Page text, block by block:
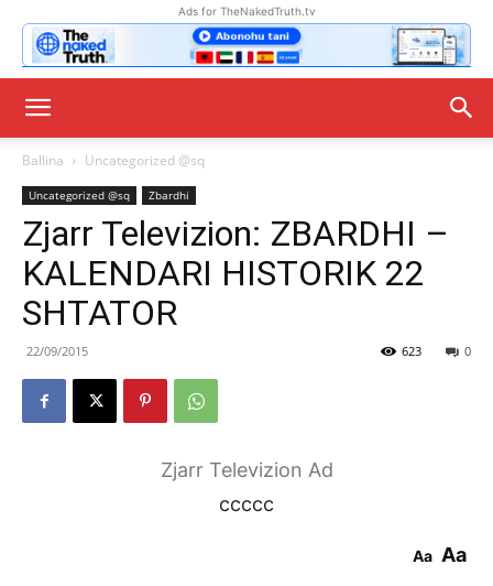
Ads for TheNakedTruth.tv
Ballina Uncategorized @sq
Uncategorized @sq Zbardhi
Zjarr Televizion: ZBARDHI –
KALENDARI HISTORIK 22
SHTATOR
22/09/2015 0
623
Zjarr Televizion Ad
ccccc
Aa Aa